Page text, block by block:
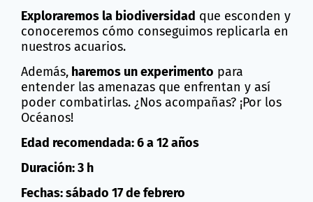
Exploraremos la biodiversidad que esconden y
conoceremos cómo conseguimos replicarla en
nuestros acuarios.
Además, haremos un experimento para
entender las amenazas que enfrentan y así
poder combatirlas. ¿Nos acompañas? ¡Por los
Océanos!
Edad recomendada: 6 a 12 años
Duración: 3 h
Fechas: sábado 17 de febrero